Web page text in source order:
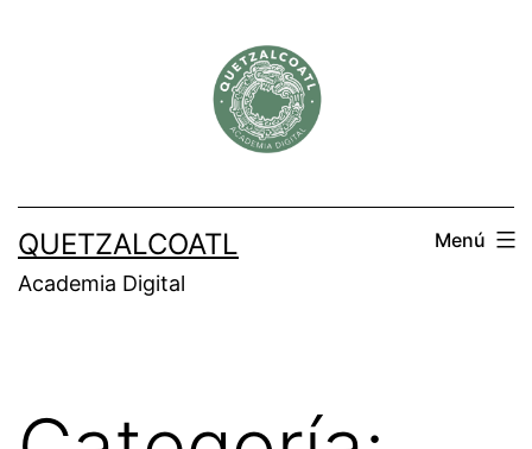
QUETZALCOATL
Academia Digital
Menú